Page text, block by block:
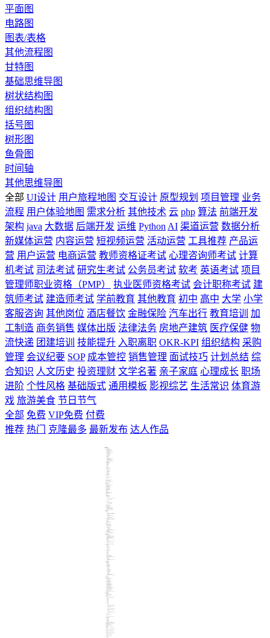
平面图
电路图
图表/表格
其他流程图
甘特图
基础思维导图
树状结构图
组织结构图
括号图
树形图
鱼骨图
时间轴
其他思维导图
全部 UI设计 用户旅程地图 交互设计 原型规划 项目管理 业务
流程 用户体验地图 需求分析 其他技术 云 php 算法 前端开发
架构 java 大数据 后端开发 运维 Python AI 渠道运营 数据分析
新媒体运营 内容运营 短视频运营 活动运营 工具推荐 产品运
营 用户运营 电商运营 教师资格证考试 心理咨询师考试 计算
机考试 司法考试 研究生考试 公务员考试 软考 英语考试 项目
管理师职业资格（PMP）
执业医师资格考试 会计职称考试 建
筑师考试 建造师考试 学前教育 其他教育 初中 高中 大学 小学
客服咨询 其他岗位 酒店餐饮 金融保险 汽车出行 教育培训
加
工制造 商务销售 媒体出版 法律法务 房地产建筑 医疗保健 物
流快递 团建培训 技能提升 入职离职 OKR-KPI 组织结构 采购
管理 会议纪要 SOP 成本管控 销售管理 面试技巧 计划总结 综
合知识 人文历史 投资理财 文学名著 亲子家庭 心理成长 职场
进阶 个性风格 基础版式 通用模板 影视综艺 生活常识 体育游
戏 旅游美食 节日节气
全部 免费 VIP免费 付费
推荐 热门 克隆最多 最新发布 达人作品